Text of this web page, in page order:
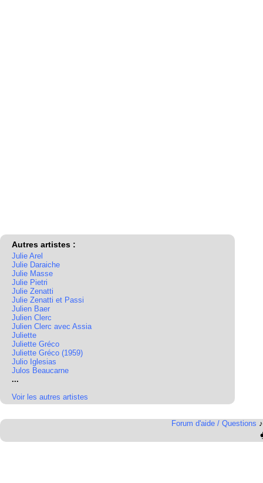
Autres artistes :
Julie Arel
Julie Daraiche
Julie Masse
Julie Pietri
Julie Zenatti
Julie Zenatti et Passi
Julien Baer
Julien Clerc
Julien Clerc avec Assia
Juliette
Juliette Gréco
Juliette Gréco (1959)
Julio Iglesias
Julos Beaucarne
...
Voir les autres artistes
Forum d'aide / Questions